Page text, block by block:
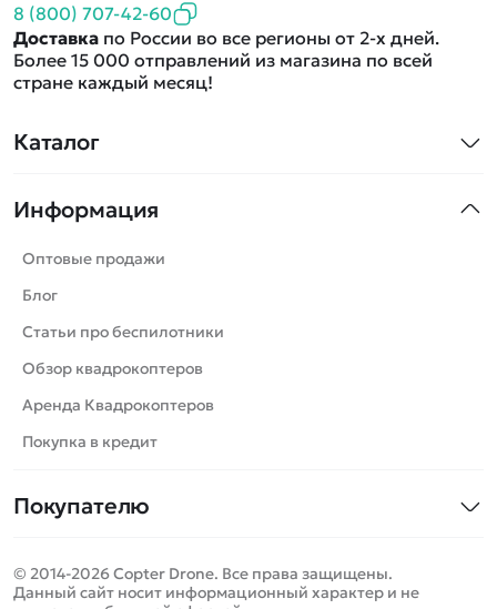
Каталог
Машинки
Танки
Вертолеты
Катера
Роботы
Самолеты
Сборные модели
Спецтехника
Игрушки
Информация
Оптовые продажи
Блог
Статьи про беспилотники
Обзор квадрокоптеров
Аренда Квадрокоптеров
Покупка в кредит
Покупателю
Оплата и доставка
8 (800) 707-42-60
Доставка по России во все регионы от 2-х дней.
Более 15 000 отправлений из магазина по всей
стране каждый месяц!
© 2014-2026 Copter Drone. Все права защищены.
Данный сайт носит информационный характер и не